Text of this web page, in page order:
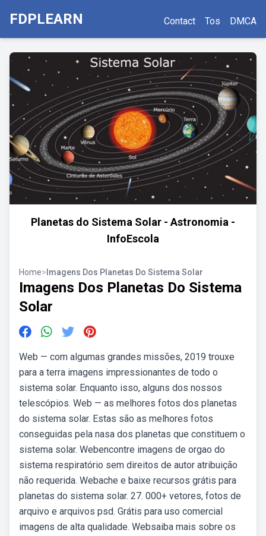
FDPLEARN Contact Tos DMCA
Planetas do Sistema Solar - Astronomia -
InfoEscola
Home> Imagens Dos Planetas Do Sistema Solar
Imagens Dos Planetas Do Sistema
Solar
Web — com algumas grandes missões, 2019 trouxe
para a terra imagens impressionantes de todo o
sistema solar. Enquanto isso, alguns dos nossos
telescópios. Web — as melhores fotos dos planetas
do sistema solar. Estas são as melhores fotos
conseguidas pela nasa dos planetas que constituem o
sistema solar. Webencontre imagens de orgao do
sistema respiratório sem direitos de autor atribuição
não requerida. Webache e baixe recursos grátis para
planetas do sistema solar. 27. 000+ vetores, fotos de
arquivo e arquivos psd. Grátis para uso comercial
imagens de alta qualidade. Websaiba mais sobre os